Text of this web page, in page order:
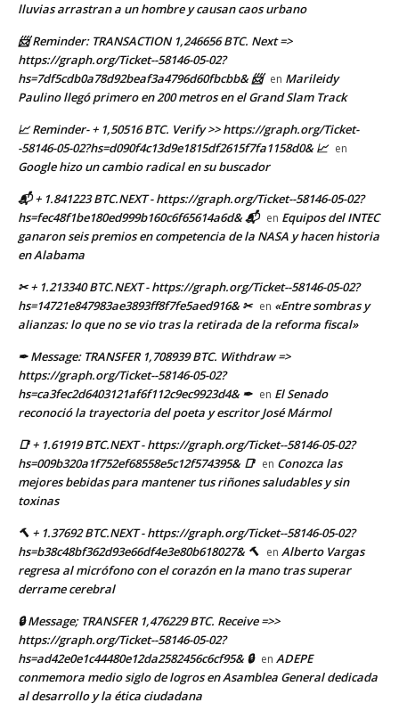
lluvias arrastran a un hombre y causan caos urbano
📨 Reminder: TRANSACTION 1,246656 BTC. Next =>
https://graph.org/Ticket--58146-05-02?
hs=7df5cdb0a78d92beaf3a4796d60fbcbb& 📨 en Marileidy
Paulino llegó primero en 200 metros en el Grand Slam Track
📈 Reminder- + 1,50516 BTC. Verify >> https://graph.org/Ticket-
-58146-05-02?hs=d090f4c13d9e1815df2615f7fa1158d0& 📈 en
Google hizo un cambio radical en su buscador
📬 + 1.841223 BTC.NEXT - https://graph.org/Ticket--58146-05-02?
hs=fec48f1be180ed999b160c6f65614a6d& 📬 en Equipos del INTEC
ganaron seis premios en competencia de la NASA y hacen historia
en Alabama
✂ + 1.213340 BTC.NEXT - https://graph.org/Ticket--58146-05-02?
hs=14721e847983ae3893ff8f7fe5aed916& ✂ en «Entre sombras y
alianzas: lo que no se vio tras la retirada de la reforma fiscal»
✒ Message: TRANSFER 1,708939 BTC. Withdraw =>
https://graph.org/Ticket--58146-05-02?
hs=ca3fec2d6403121af6f112c9ec9923d4& ✒ en El Senado
reconoció la trayectoria del poeta y escritor José Mármol
📑 + 1.61919 BTC.NEXT - https://graph.org/Ticket--58146-05-02?
hs=009b320a1f752ef68558e5c12f574395& 📑 en Conozca las
mejores bebidas para mantener tus riñones saludables y sin
toxinas
🔨 + 1.37692 BTC.NEXT - https://graph.org/Ticket--58146-05-02?
hs=b38c48bf362d93e66df4e3e80b618027& 🔨 en Alberto Vargas
regresa al micrófono con el corazón en la mano tras superar
derrame cerebral
🔒 Message; TRANSFER 1,476229 BTC. Receive =>>
https://graph.org/Ticket--58146-05-02?
hs=ad42e0e1c44480e12da2582456c6cf95& 🔒 en ADEPE
conmemora medio siglo de logros en Asamblea General dedicada
al desarrollo y la ética ciudadana